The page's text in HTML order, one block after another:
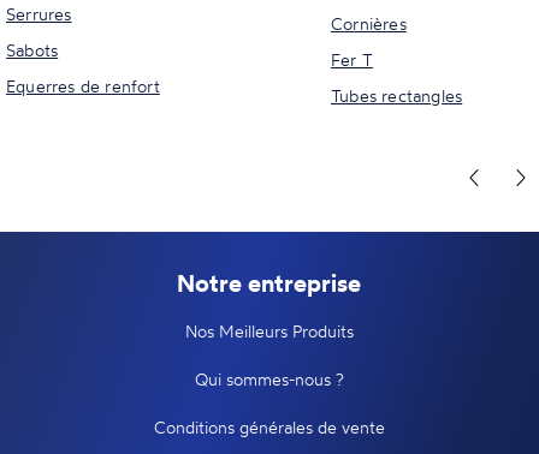
Serrures
Sabots
Equerres de renfort
Cornières
Fer T
Tubes rectangles
Notre entreprise
Nos Meilleurs Produits
Qui sommes-nous ?
Conditions générales de vente